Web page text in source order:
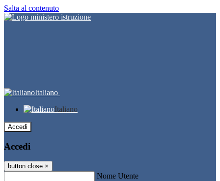
Salta al contenuto
Italiano
Italiano
Accedi
Accedi
button close ×
Nome Utente